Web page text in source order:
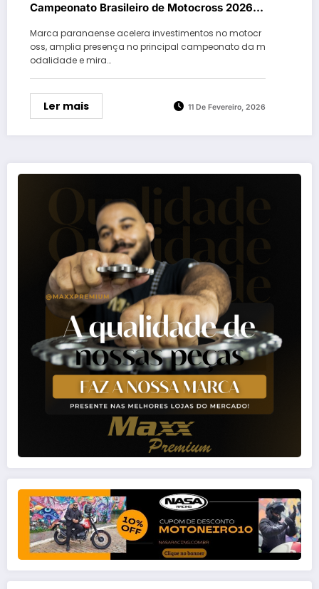
Campeonato Brasileiro de Motocross 2026 e
Marca paranaense acelera investimentos no motocr
oss, amplia presença no principal campeonato da m
odalidade e mira…
Ler mais 11 De Fevereiro, 2026